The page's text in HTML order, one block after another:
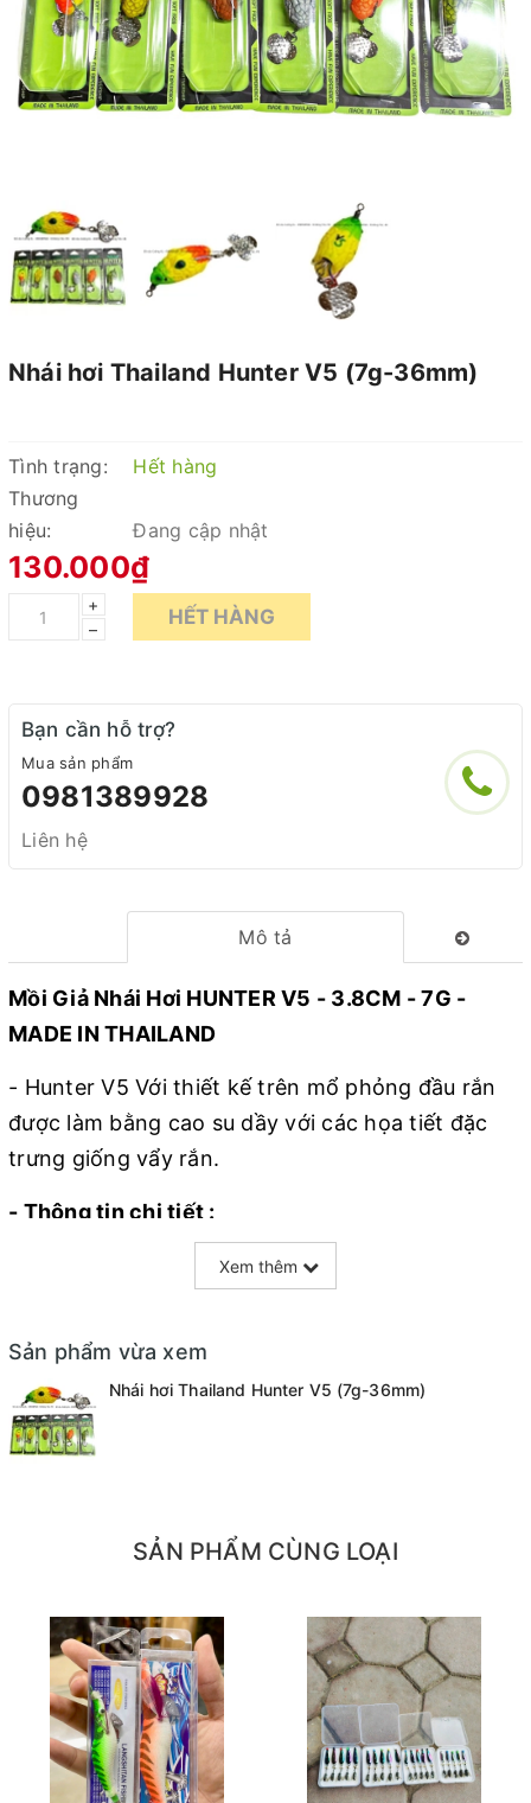
Nhái hơi Thailand Hunter V5 (7g-36mm)
Tình trạng:
Hết hàng
Thương
hiệu:
Đang cập nhật
130.000₫
+
–
HẾT HÀNG
Bạn cần hỗ trợ?
Mua sản phẩm
0981389928
Liên hệ
Mô tả
Mồi Giả Nhái Hơi HUNTER V5 - 3.8CM - 7G -
MADE IN THAILAND
- Hunter V5 Với thiết kế trên mổ phỏng đầu rắn
được làm bằng cao su dầy với các họa tiết đặc
trưng giống vẩy rắn.
- Thông tin chi tiết :
+ Kích Thước : 3.8 cm
+ Chất Liệu Thân : Cao su
+ Thìa 3 nhánh : giúp khi bơi tạo sự chú ý
Xem thêm
Sản phẩm vừa xem
Nhái hơi Thailand Hunter V5 (7g-36mm)
SẢN PHẨM CÙNG LOẠI